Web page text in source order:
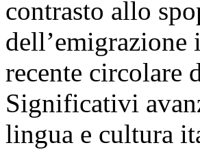
contrasto allo
dell’emigrazione
recente circolare
Significativi
lingua e cultura